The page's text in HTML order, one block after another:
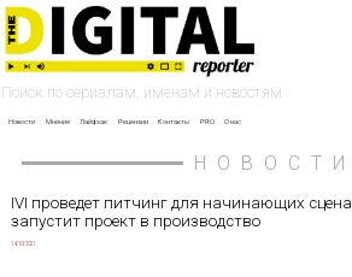
Новости Мнение Лайфхак Рецензии Контакты PRO О нас
НОВОСТИ
IVI проведет питчинг для начинающих
запустит проект в производство
14/10/2021